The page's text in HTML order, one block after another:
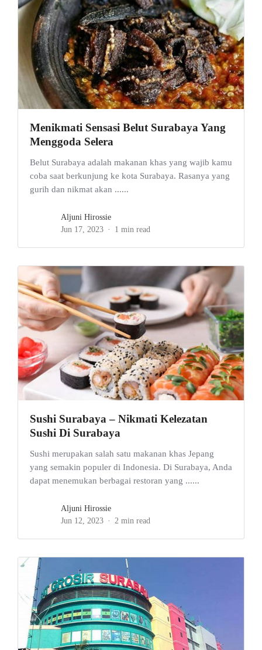
Menikmati Sensasi Belut Surabaya Yang
Menggoda Selera
Belut Surabaya adalah makanan khas yang wajib kamu
coba saat berkunjung ke kota Surabaya. Rasanya yang
gurih dan nikmat akan ......
Aljuni Hirossie
Jun 17, 2023
1 min read
Sushi Surabaya – Nikmati Kelezatan
Sushi Di Surabaya
Sushi merupakan salah satu makanan khas Jepang
yang semakin populer di Indonesia. Di Surabaya, Anda
dapat menemukan berbagai restoran yang ......
Aljuni Hirossie
Jun 12, 2023
2 min read